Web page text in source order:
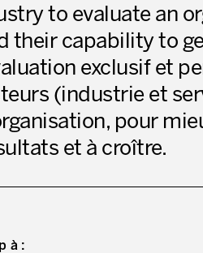
PIÈCE
to evaluate an
their capability to
exclusif et
(industrie et
pour
et à croître.
à :